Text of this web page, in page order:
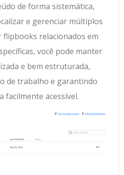
de forma sistemática,
e gerenciar múltiplos
relacionados em
você pode manter
e bem estruturada,
de trabalho e garantindo
facilmente acessível.